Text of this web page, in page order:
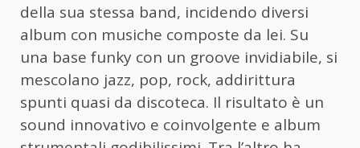
della sua stessa band, incidendo diversi
album con musiche composte da lei. Su
una base funky con un groove invidiabile, si
mescolano jazz, pop, rock, addirittura
spunti quasi da discoteca. Il risultato è un
sound innovativo e coinvolgente e album